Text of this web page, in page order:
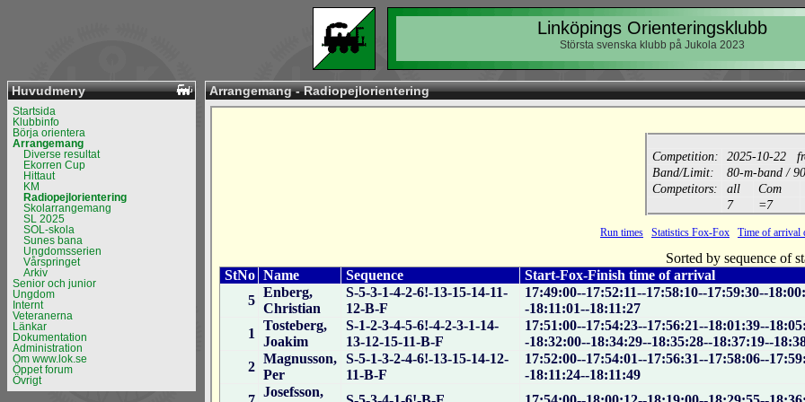
Linköpings Orienteringsklubb
Största svenska klubb på Jukola 2023
Huvudmeny
Startsida
Klubbinfo
Börja orientera
Arrangemang
Diverse resultat
Ekorren Cup
Hittaut
KM
Radiopejlorientering
Skolarrangemang
SL 2025
SOL-skola
Sunes bana
Ungdomsserien
Vårspringet
Arkiv
Senior och junior
Ungdom
Internt
Veteranerna
Länkar
Dokumentation
Administration
Om www.lok.se
Öppet forum
Övrigt
Arrangemang - Radiopejlorientering